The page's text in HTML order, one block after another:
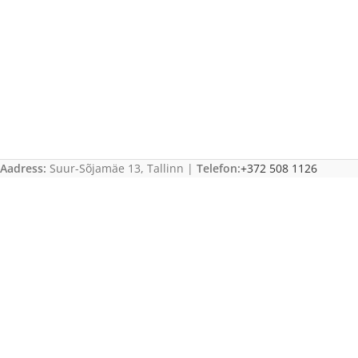
Aadress: Suur-Sõjamäe 13, Tallinn | Telefon:+372 508 1126